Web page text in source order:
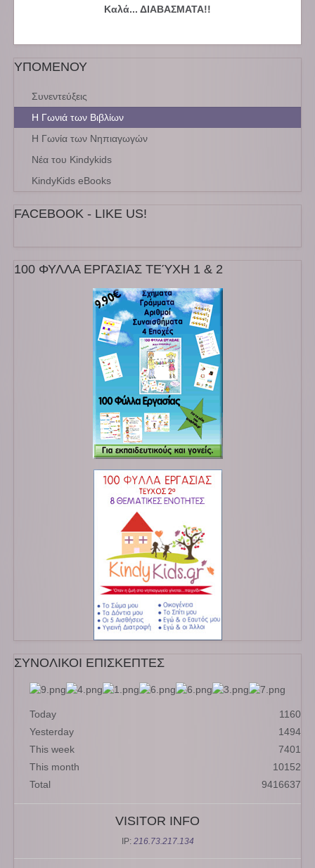
Καλά... ΔΙΑΒΑΣΜΑΤΑ!!
ΥΠΟΜΕΝΟΥ
Συνεντεύξεις
Η Γωνιά των Βιβλίων
Η Γωνία των Νηπιαγωγών
Νέα του Kindykids
KindyKids eBooks
FACEBOOK - LIKE US!
100 ΦΥΛΛΑ ΕΡΓΑΣΙΑΣ ΤΕΎΧΗ 1 & 2
ΣΥΝΟΛΙΚΟΙ ΕΠΙΣΚΕΠΤΕΣ
Today
1160
Yesterday
1494
This week
7401
This month
10152
Total
9416637
VISITOR INFO
IP: 216.73.217.134